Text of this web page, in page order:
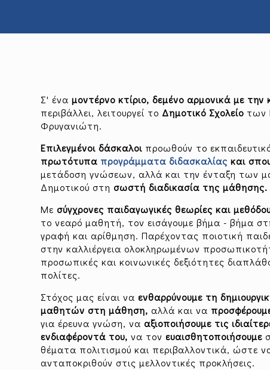
Σ' έναμοντέρνο κτίριο, δεμένο αρμονικά με
περιβάλλει, λειτουργεί το Δημοτικό Σχολείο των
Φρυγανιώτη.
Επιλεγμένοι δάσκαλοι προωθούν το
πρωτότυπα προγράμματα διδασκαλίας και
μετάδοση γνώσεων, αλλά και την ένταξη των
Δημοτικού στησωστή διαδικασία της μάθησης.
Μεσύγχρονες παιδαγωγικές θεωρίες και
το νεαρό μαθητή, τον εισάγουμε βήμα - βήμα
γραφή και αρίθμηση. Παρέχοντας ποιοτική
στην καλλιέργεια ολοκληρωμένων
προσωπικές και κοινωνικές δεξιότητες
πολίτες.
Στόχος μας είναι να ενθαρρύνουμε τη
μαθητών στη μάθηση, αλλά και να
για έρευνα γνώση, νααξιοποιήσουμε τις
ενδιαφέροντά του, να τον ευαισθητοποιήσουμε
θέματα πολιτισμού και περιβαλλοντικά, ώστε
ανταποκριθούν στις μελλοντικές προκλήσεις.